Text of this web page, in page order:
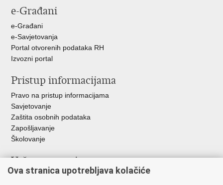
FacebookuTwitteru
e-Građani
e-Građani
e-Savjetovanja
Portal otvorenih podataka RH
Izvozni portal
Pristup informacijama
Pravo na pristup informacijama
Savjetovanje
Zaštita osobnih podataka
Zapošljavanje
Školovanje
Važne poveznice
Ministarstvo unutarnjih poslova
Ova stranica upotrebljava kolačiće